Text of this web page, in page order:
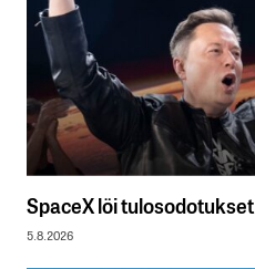
SpaceX löi tulosodotukset
5.8.2026